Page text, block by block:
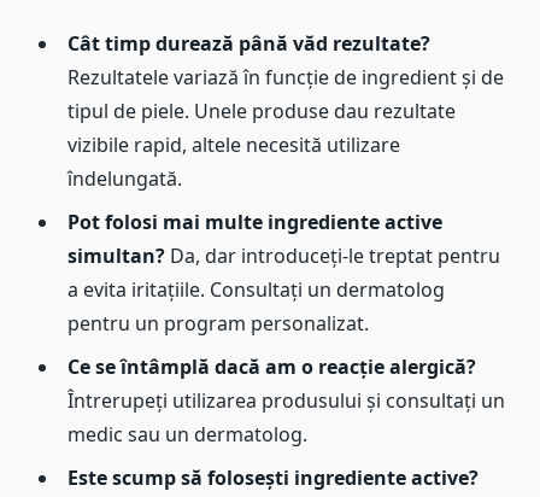
Cât timp durează până văd rezultate?
Rezultatele variază în funcție de ingredient și de
tipul de piele. Unele produse dau rezultate
vizibile rapid, altele necesită utilizare
îndelungată.
Pot folosi mai multe ingrediente active
simultan? Da, dar introduceți-le treptat pentru
a evita iritațiile. Consultați un dermatolog
pentru un program personalizat.
Ce se întâmplă dacă am o reacție alergică?
Întrerupeți utilizarea produsului și consultați un
medic sau un dermatolog.
Este scump să folosești ingrediente active?